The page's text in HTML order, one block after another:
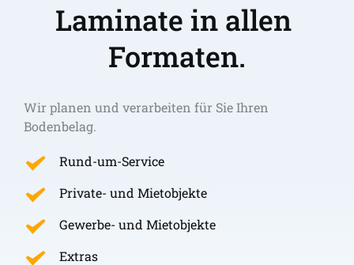
Laminate in allen
Formaten.
Wir planen und verarbeiten für Sie Ihren
Bodenbelag.
Rund-um-Service
Private- und Mietobjekte
Gewerbe- und Mietobjekte
Extras